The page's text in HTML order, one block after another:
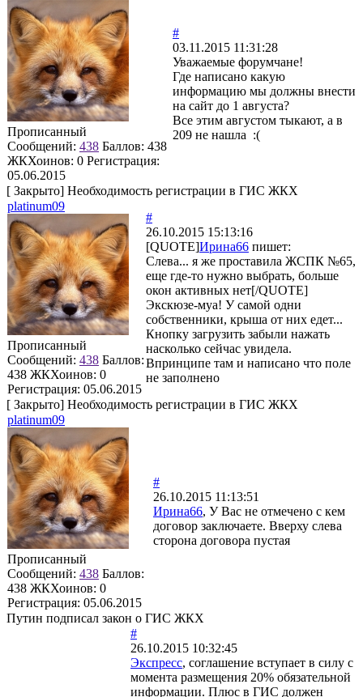
Прописанный
Сообщений: 438 Баллов: 438
ЖКХоинов: 0 Регистрация:
05.06.2015
#
03.11.2015 11:31:28
Уважаемые форумчане!
Где написано какую
информацию мы должны внести
на сайт до 1 августа?
Все этим августом тыкают, а в
209 не нашла :(
[ Закрыто] Необходимость регистрации в ГИС ЖКХ
platinum09
Прописанный
Сообщений: 438 Баллов:
438 ЖКХоинов: 0
Регистрация: 05.06.2015
#
26.10.2015 15:13:16
[QUOTE]Ирина66 пишет:
Слева... я же проставила ЖСПК №65,
еще где-то нужно выбрать, больше
окон активных нет[/QUOTE]
Экскюзе-муа! У самой одни
собственники, крыша от них едет...
Кнопку загрузить забыли нажать
насколько сейчас увидела.
Впринципе там и написано что поле
не заполнено
[ Закрыто] Необходимость регистрации в ГИС ЖКХ
platinum09
Прописанный
Сообщений: 438 Баллов:
438 ЖКХоинов: 0
Регистрация: 05.06.2015
#
26.10.2015 11:13:51
Ирина66, У Вас не отмечено с кем
договор заключаете. Вверху слева
сторона договора пустая
Путин подписал закон о ГИС ЖКХ
#
26.10.2015 10:32:45
Экспресс, соглашение вступает в силу с
момента размещения 20% обязательной
информации. Плюс в ГИС должен